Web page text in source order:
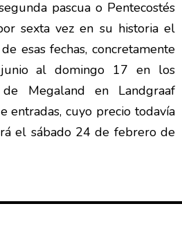
pascua o Pentecostés
sexta vez en su historia el
esas fechas, concretamente
al domingo 17 en los
Megaland en Landgraaf
entradas, cuyo precio todavía
el sábado 24 de febrero de